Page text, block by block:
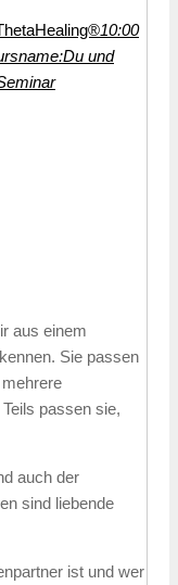
10:00
Du und
aus einem
Sie passen
passen sie,
auch der
sind liebende
ist und wer